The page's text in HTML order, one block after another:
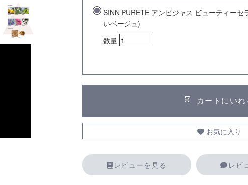
SINN PURETE アンビジャス ビューティーセ
いベージュ)
数量
shopping_cart カートにいれ
お気に入り
レビューを見る レビ